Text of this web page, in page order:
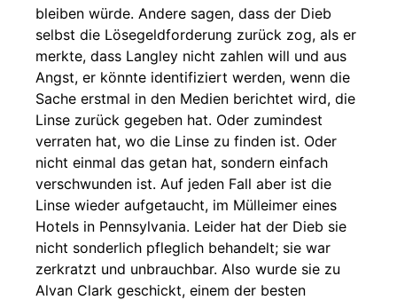
bleiben würde. Andere sagen, dass der Dieb
selbst die Lösegeldforderung zurück zog, als er
merkte, dass Langley nicht zahlen will und aus
Angst, er könnte identifiziert werden, wenn die
Sache erstmal in den Medien berichtet wird, die
Linse zurück gegeben hat. Oder zumindest
verraten hat, wo die Linse zu finden ist. Oder
nicht einmal das getan hat, sondern einfach
verschwunden ist. Auf jeden Fall aber ist die
Linse wieder aufgetaucht, im Mülleimer eines
Hotels in Pennsylvania. Leider hat der Dieb sie
nicht sonderlich pfleglich behandelt; sie war
zerkratzt und unbrauchbar. Also wurde sie zu
Alvan Clark geschickt, einem der besten